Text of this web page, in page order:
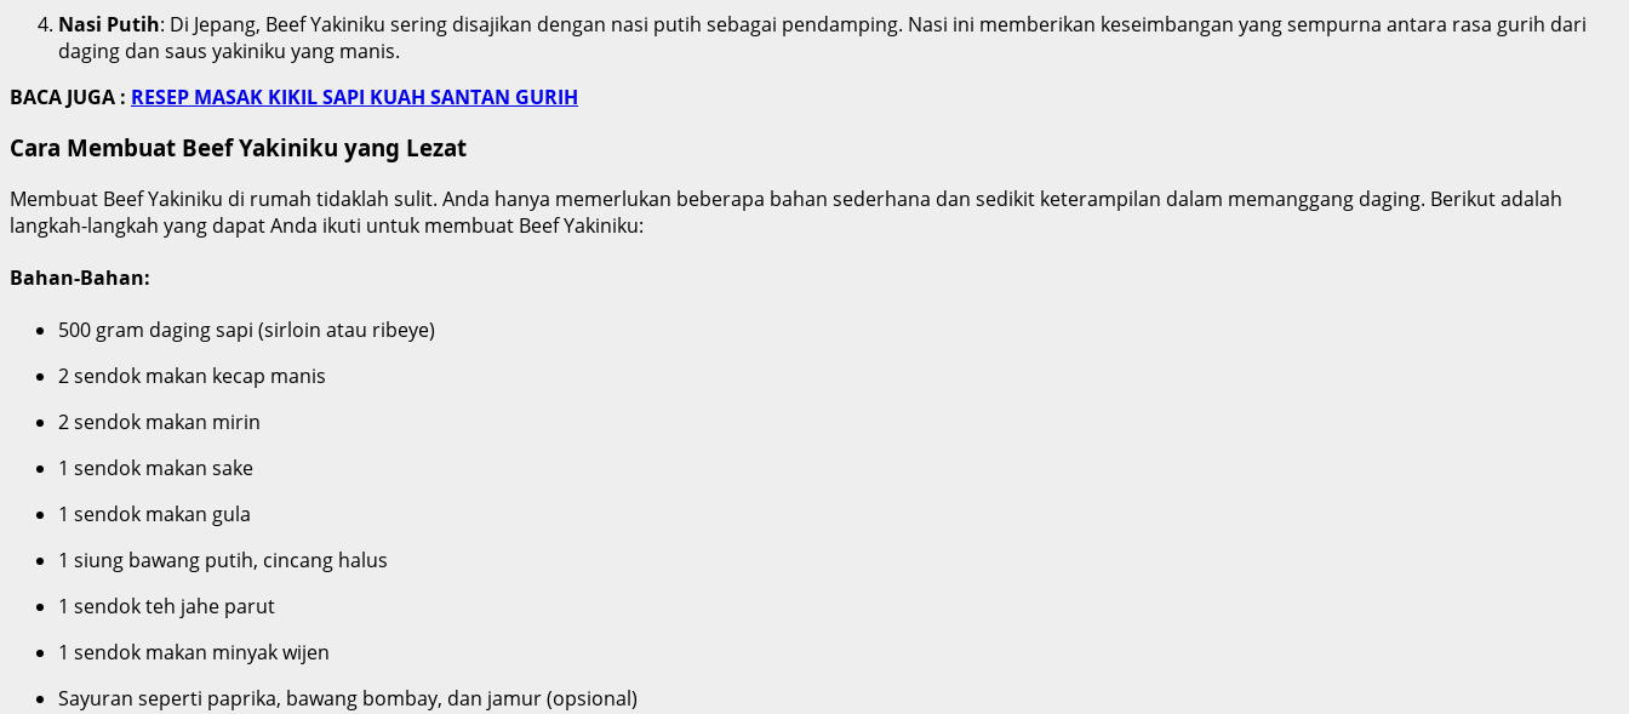
Nasi Putih: Di Jepang, Beef Yakiniku sering disajikan dengan nasi putih sebagai pendamping. Nasi ini memberikan keseimbangan yang sempurna antara rasa gurih dari
daging dan saus yakiniku yang manis.
BACA JUGA : RESEP MASAK KIKIL SAPI KUAH SANTAN GURIH
Cara Membuat Beef Yakiniku yang Lezat
Membuat Beef Yakiniku di rumah tidaklah sulit. Anda hanya memerlukan beberapa bahan sederhana dan sedikit keterampilan dalam memanggang daging. Berikut adalah
langkah-langkah yang dapat Anda ikuti untuk membuat Beef Yakiniku:
Bahan-Bahan:
500 gram daging sapi (sirloin atau ribeye)
2 sendok makan kecap manis
2 sendok makan mirin
1 sendok makan sake
1 sendok makan gula
1 siung bawang putih, cincang halus
1 sendok teh jahe parut
1 sendok makan minyak wijen
Sayuran seperti paprika, bawang bombay, dan jamur (opsional)